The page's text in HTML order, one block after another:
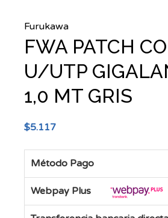
Furukawa
FWA PATCH
U/UTP
1,0 MT GRIS
$5.117
Método Pago
Webpay Plus